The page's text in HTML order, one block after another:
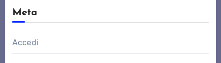
Meta
Accedi